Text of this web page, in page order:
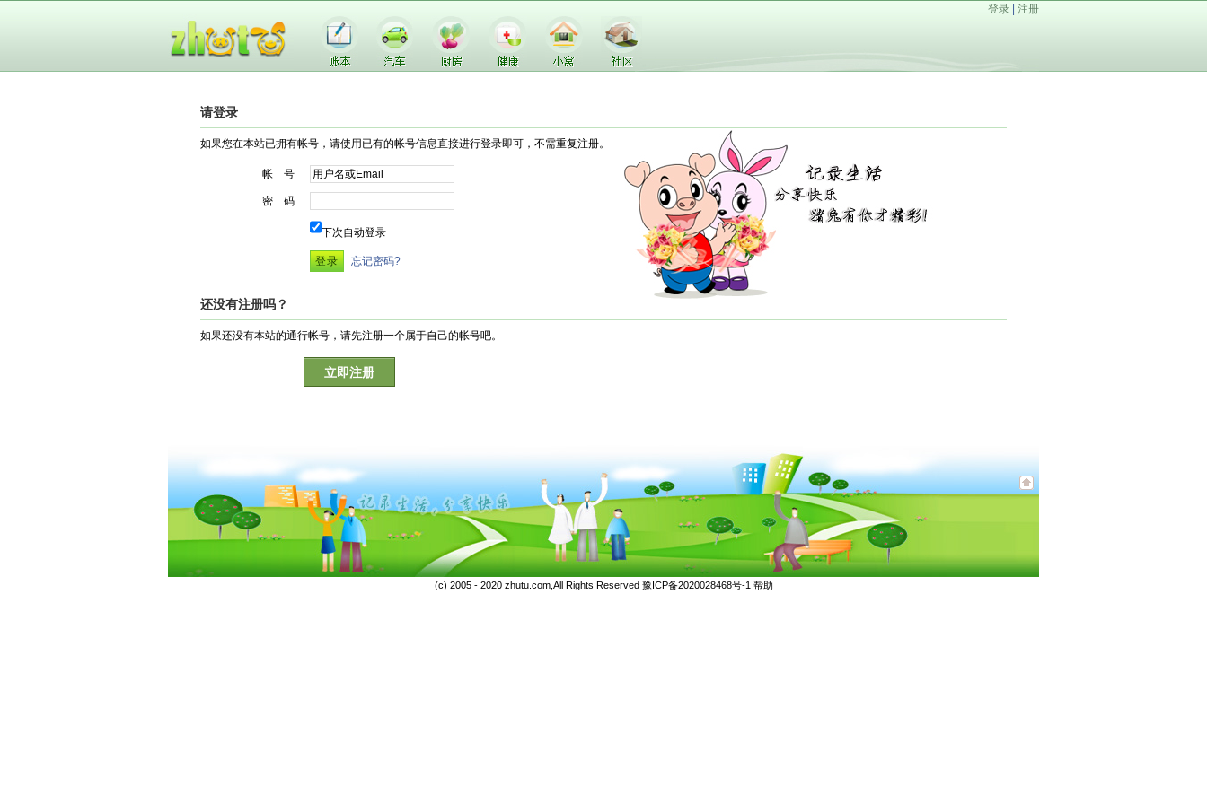
登录 注册
请登录
如果您在本站已拥有帐号，请使用已有的帐号信息直接进行登录即可，不需重复注册。
帐 号
密 码
下次自动登录
忘记密码?
还没有注册吗？
如果还没有本站的通行帐号，请先注册一个属于自己的帐号吧。
立即注册
(c) 2005 - 2020 zhutu.com,All Rights Reserved 豫ICP备2020028468号-1 帮助